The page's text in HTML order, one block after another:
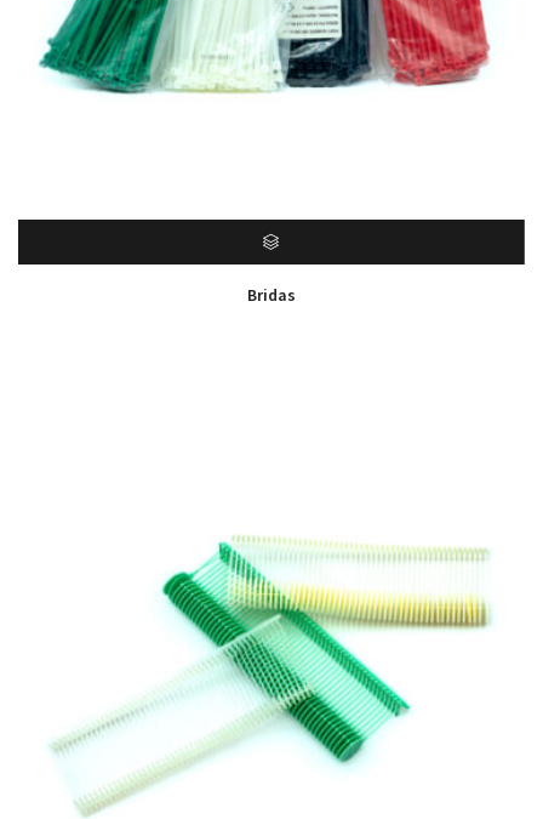
Bridas